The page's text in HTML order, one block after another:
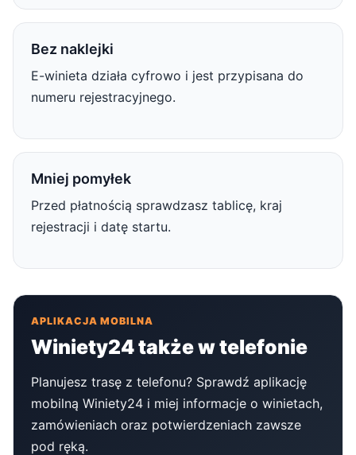
Bez naklejki
E-winieta działa cyfrowo i jest przypisana do
numeru rejestracyjnego.
Mniej pomyłek
Przed płatnością sprawdzasz tablicę, kraj
rejestracji i datę startu.
APLIKACJA MOBILNA
Winiety24 także w telefonie
Planujesz trasę z telefonu? Sprawdź aplikację
mobilną Winiety24 i miej informacje o winietach,
zamówieniach oraz potwierdzeniach zawsze
pod ręką.